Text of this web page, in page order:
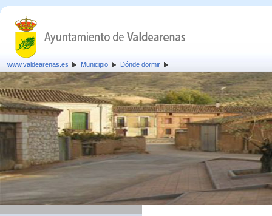
www.valdearenas.es Municipio Dónde dormir